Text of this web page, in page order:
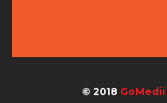
© 2018 GoMedii